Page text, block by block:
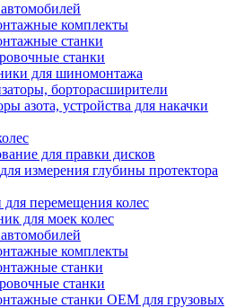
комплекты
станки
станки
для шиномонтажа
борторасширители
азота, устройства для накачки
для правки дисков
измерения глубины протектора
перемещения колес
для моек колеc
комплекты
станки
станки
станки ОЕМ для грузовых